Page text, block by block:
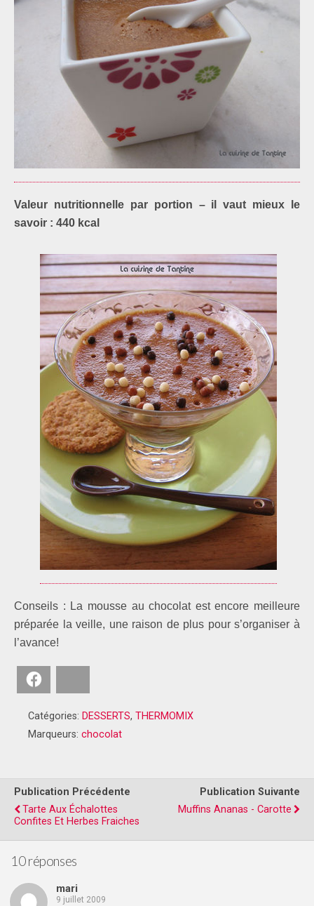
Valeur nutritionnelle par portion – il vaut mieux le
savoir : 440 kcal
Conseils : La mousse au chocolat est en­core meilleure
préparée la veille, une raison de plus pour s’organiser à
l’avance!
Catégories: DESSERTS, THERMOMIX
Marqueurs: chocolat
Publication Précédente
Tarte Aux Échalottes
Confites Et Herbes Fraiches
Publication Suivante
Muffins Ananas - Carotte
10 réponses
mari
9 juillet 2009